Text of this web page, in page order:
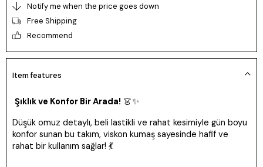
Notify me when the price goes down
Free Shipping
Recommend
Item features
Şıklık ve Konfor Bir Arada! 👗✨
Düşük omuz detaylı, beli lastikli ve rahat kesimiyle gün boyu
konfor sunan bu takım, viskon kumaş sayesinde hafif ve
rahat bir kullanım sağlar! 💃